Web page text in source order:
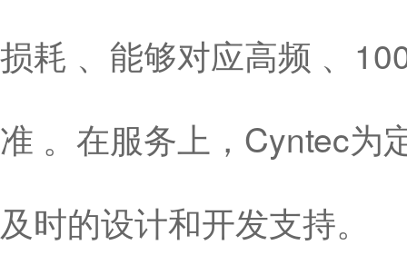
损耗 、能够对应高频 、
准 。在服务上，Cyntec为
及时的设计和开发支持。